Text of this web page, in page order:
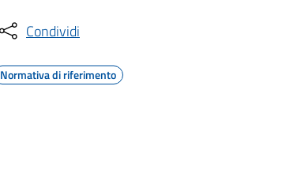
Condividi
Normativa di riferimento